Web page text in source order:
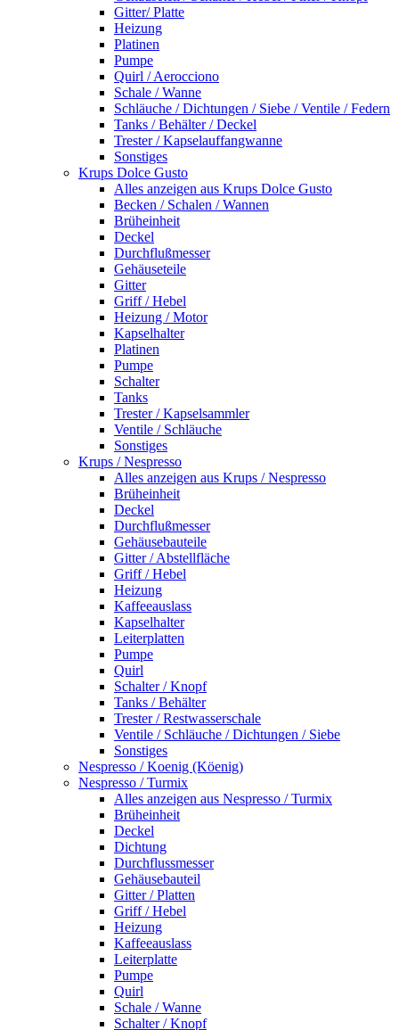
Gitter/ Platte
Heizung
Platinen
Pumpe
Quirl / Aerocciono
Schale / Wanne
Schläuche / Dichtungen / Siebe / Ventile / Federn
Tanks / Behälter / Deckel
Trester / Kapselauffangwanne
Sonstiges
Krups Dolce Gusto
Alles anzeigen aus Krups Dolce Gusto
Becken / Schalen / Wannen
Brüheinheit
Deckel
Durchflußmesser
Gehäuseteile
Gitter
Griff / Hebel
Heizung / Motor
Kapselhalter
Platinen
Pumpe
Schalter
Tanks
Trester / Kapselsammler
Ventile / Schläuche
Sonstiges
Krups / Nespresso
Alles anzeigen aus Krups / Nespresso
Brüheinheit
Deckel
Durchflußmesser
Gehäusebauteile
Gitter / Abstellfläche
Griff / Hebel
Heizung
Kaffeeauslass
Kapselhalter
Leiterplatten
Pumpe
Quirl
Schalter / Knopf
Tanks / Behälter
Trester / Restwasserschale
Ventile / Schläuche / Dichtungen / Siebe
Sonstiges
Nespresso / Koenig (Köenig)
Nespresso / Turmix
Alles anzeigen aus Nespresso / Turmix
Brüheinheit
Deckel
Dichtung
Durchflussmesser
Gehäusebauteil
Gitter / Platten
Griff / Hebel
Heizung
Kaffeeauslass
Leiterplatte
Pumpe
Quirl
Schale / Wanne
Schalter / Knopf